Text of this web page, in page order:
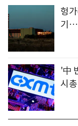
헝
기…
'中
시